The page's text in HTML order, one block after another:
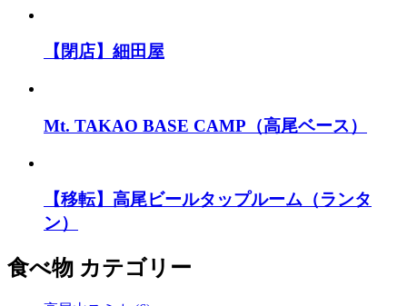
【閉店】細田屋
Mt. TAKAO BASE CAMP（高尾ベース）
【移転】高尾ビールタップルーム（ランタ
ン）
食べ物 カテゴリー